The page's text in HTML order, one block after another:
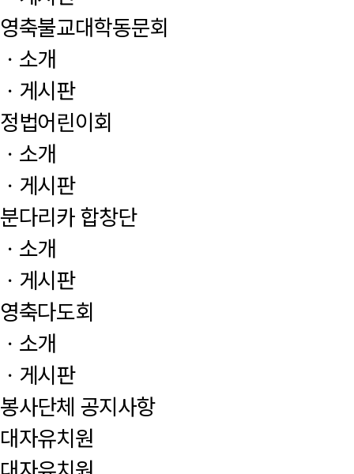
영축불교대학동문회
ㆍ소개
ㆍ게시판
정법어린이회
ㆍ소개
ㆍ게시판
분다리카 합창단
ㆍ소개
ㆍ게시판
영축다도회
ㆍ소개
ㆍ게시판
봉사단체 공지사항
대자유치원